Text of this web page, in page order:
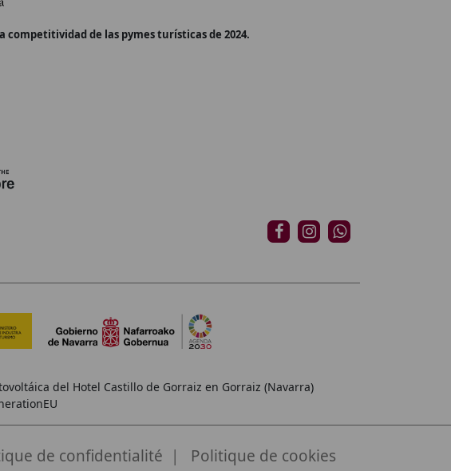
de las pymes turísticas de 2024.
del Hotel Castillo de Gorraiz en Gorraiz (Navarra)
de confidentialité Politique de cookies